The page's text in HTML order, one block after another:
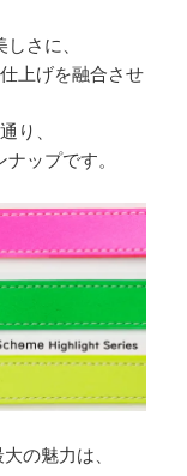
さに、
上げを融合させ
り、
ップです。
の魅力は、